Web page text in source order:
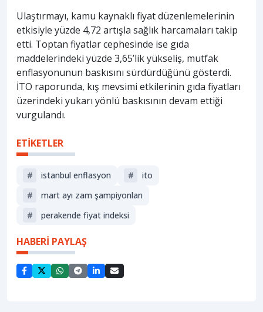
Ulaştırmayı, kamu kaynaklı fiyat düzenlemelerinin
etkisiyle yüzde 4,72 artışla sağlık harcamaları takip
etti. Toptan fiyatlar cephesinde ise gıda
maddelerindeki yüzde 3,65’lik yükseliş, mutfak
enflasyonunun baskısını sürdürdüğünü gösterdi.
İTO raporunda, kış mevsimi etkilerinin gıda fiyatları
üzerindeki yukarı yönlü baskısının devam ettiği
vurgulandı.
ETİKETLER
# istanbul enflasyon #
i̇to
#
mart ayı zam şampiyonları
#
perakende fiyat indeksi
HABERİ PAYLAŞ